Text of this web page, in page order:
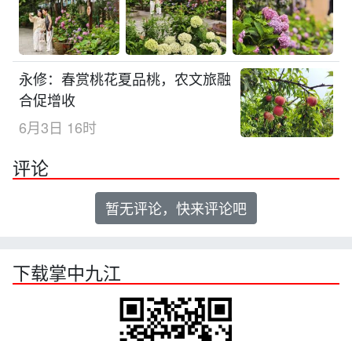
永修：春赏桃花夏品桃，农文旅融
合促增收
6月3日 16时
评论
暂无评论，快来评论吧
下载掌中九江